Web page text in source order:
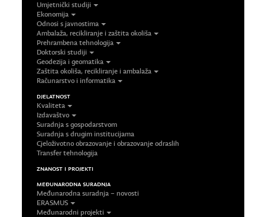
Umjetnički studiji
Ekonomija
Odnosi s javnostima
Ambalaža, recikliranje i zaštita okoliša
Prehrambena tehnologija
Doktorski studiji
Geodezija i geomatika
Zaštita okoliša, recikliranje i ambalaža
Računarstvo i informatika
DJELATNOST
Kvaliteta
Izdavaštvo
Suradnja s gospodarstvom
Suradnja s drugim institucijama
Cjeloživotno obrazovanje i obrazovanje odraslih
Transfer tehnologija
ZNANOST I PROJEKTI
MEĐUNARODNA SURADNJA
Međunarodna suradnja – novosti
ERASMUS
Međunarodni projekti